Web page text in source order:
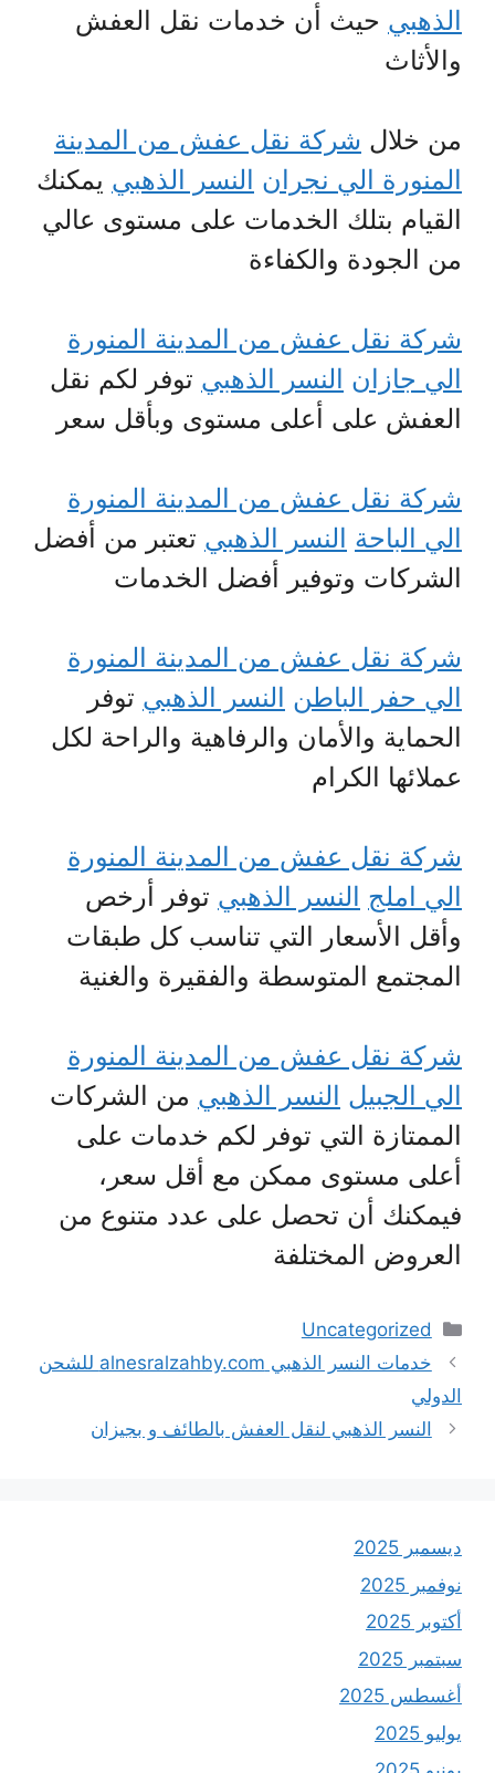
الذهبي حيث أن خدمات نقل العفش
والأثاث
من خلال شركة نقل عفش من المدينة
المنورة الي نجران النسر الذهبي يمكنك
القيام بتلك الخدمات على مستوى عالي
من الجودة والكفاءة
شركة نقل عفش من المدينة المنورة
الي جازان النسر الذهبي توفر لكم نقل
العفش على أعلى مستوى وبأقل سعر
شركة نقل عفش من المدينة المنورة
الي الباحة النسر الذهبي تعتبر من أفضل
الشركات وتوفير أفضل الخدمات
شركة نقل عفش من المدينة المنورة
الي حفر الباطن النسر الذهبي توفر
الحماية والأمان والرفاهية والراحة لكل
عملائها الكرام
شركة نقل عفش من المدينة المنورة
الي املج النسر الذهبي توفر أرخص
وأقل الأسعار التي تناسب كل طبقات
المجتمع المتوسطة والفقيرة والغنية
شركة نقل عفش من المدينة المنورة
الي الجبيل النسر الذهبي من الشركات
الممتازة التي توفر لكم خدمات على
أعلى مستوى ممكن مع أقل سعر،
فيمكنك أن تحصل على عدد متنوع من
العروض المختلفة
التصنيفات
Uncategorized
خدمات النسر الذهبي alnesralzahby.com للشحن
الدولي
النسر الذهبي لنقل العفش بالطائف و بجيزان
ديسمبر 2025
نوفمبر 2025
أكتوبر 2025
سبتمبر 2025
أغسطس 2025
يوليو 2025